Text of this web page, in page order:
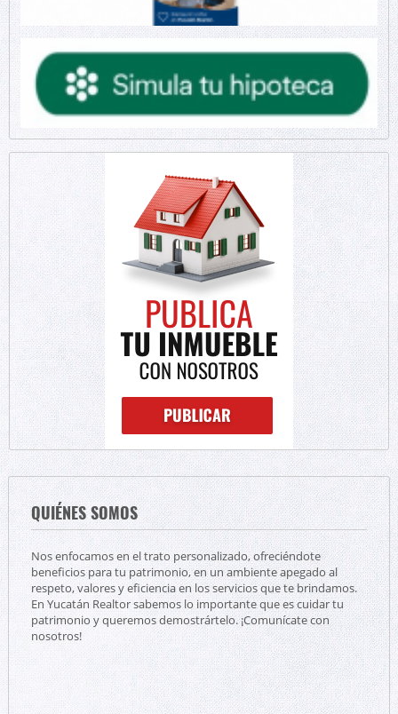
QUIÉNES SOMOS
Nos enfocamos en el trato personalizado, ofreciéndote
beneficios para tu patrimonio, en un ambiente apegado al
respeto, valores y eficiencia en los servicios que te brindamos.
En Yucatán Realtor sabemos lo importante que es cuidar tu
patrimonio y queremos demostrártelo. ¡Comunícate con
nosotros!